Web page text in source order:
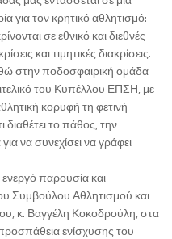
για τον κρητικό αθλητισμό:
σε εθνικό και διεθνές
και τιμητικές διακρίσεις.
στην ποδοσφαιρική ομάδα
του Κυπέλλου ΕΠΣΗ, με
κορυφή τη φετινή
διαθέτει το πάθος, την
να συνεχίσει να γράφει
παρουσία και
Συμβούλου Αθλητισμού και
κ. Βαγγέλη Κοκοδρούλη, στα
ενίσχυσης του